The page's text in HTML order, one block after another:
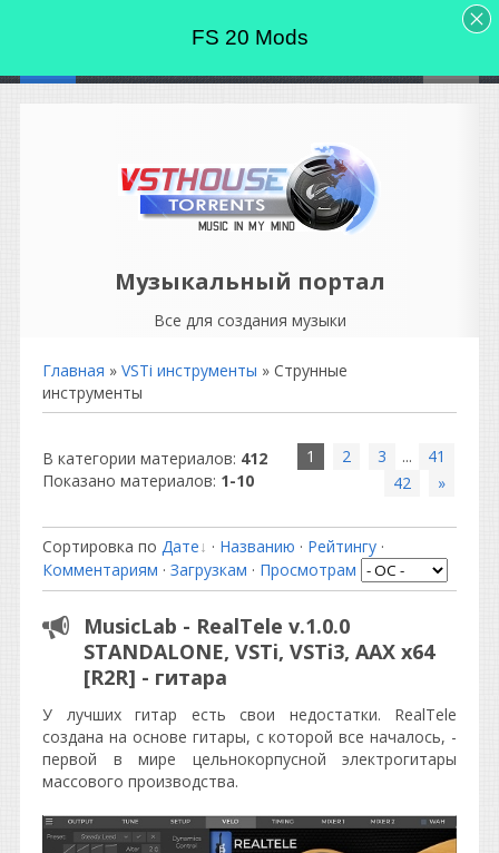
Музыкальный портал
Все для создания музыки
Главная » VSTi инструменты » Струнные
инструменты
В категории материалов: 412
Показано материалов: 1-10
1 2 3 ...
41
42
»
Сортировка по Дате · Названию · Рейтингу ·
Комментариям · Загрузкам · Просмотрам
MusicLab - RealTele v.1.0.0
STANDALONE, VSTi, VSTi3, AAX x64
[R2R] - гитара
У лучших гитар есть свои недостатки. RealTele
создана на основе гитары, с которой все началось, -
первой в мире цельнокорпусной электрогитары
массового производства.
FS 20 Mods